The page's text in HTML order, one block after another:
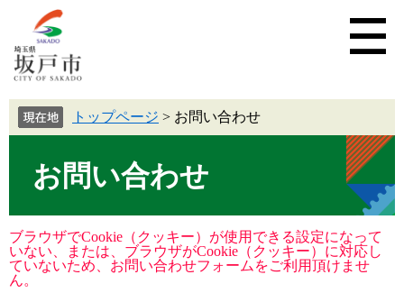
トップページ > お問い合わせ
お問い合わせ
ブラウザでCookie（クッキー）が使用できる設定になって
いない、または、ブラウザがCookie（クッキー）に対応し
ていないため、お問い合わせフォームをご利用頂けませ
ん。